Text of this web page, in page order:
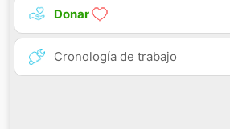
Donar
Cronología de trabajo